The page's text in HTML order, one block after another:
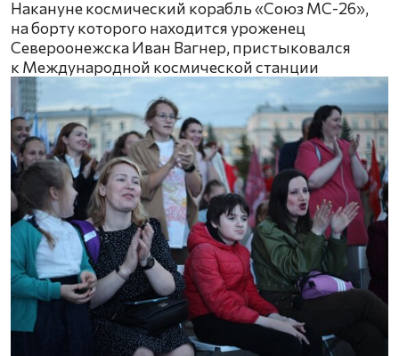
Накануне космический корабль «Союз МС-26»,
на борту которого находится уроженец
Североонежска Иван Вагнер, пристыковался
к Международной космической станции